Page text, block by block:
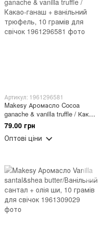
Артикул: 1961296581
Makesy Аромасло Cocoa
ganache & vanilla truffle / Какао-
ганаш + ванільний трюфель,
10 грамів для свічок
79.00 грн
Оптові ціни